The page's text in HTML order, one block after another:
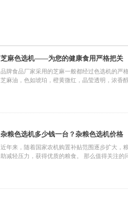
芝麻色选机——为您的健康食用严格把关
品牌食品厂家采用的芝麻一般都经过色选机的严
芝麻油，色如琥珀，橙黄微红，晶莹透明，浓香
杂粮色选机多少钱一台？杂粮色选机价格
近年来，随着国家农机购置补贴范围逐步扩大，
助减轻压力，获得优质的粮食。 那么值得关注的